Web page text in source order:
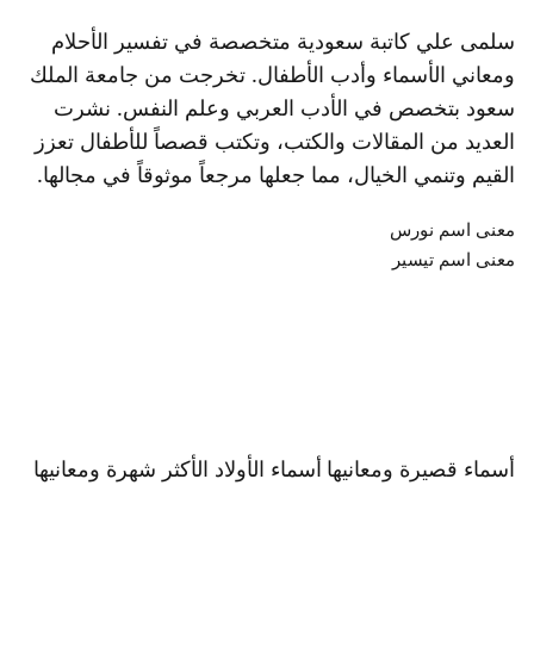
سلمى علي كاتبة سعودية متخصصة في تفسير الأحلام
ومعاني الأسماء وأدب الأطفال. تخرجت من جامعة الملك
سعود بتخصص في الأدب العربي وعلم النفس. نشرت
العديد من المقالات والكتب، وتكتب قصصاً للأطفال تعزز
القيم وتنمي الخيال، مما جعلها مرجعاً موثوقاً في مجالها.
معنى اسم نورس
معنى اسم تيسير
أسماء قصيرة ومعانيها أسماء الأولاد الأكثر شهرة ومعانيها